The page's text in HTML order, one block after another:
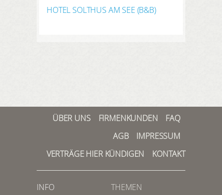
HOTEL SOLTHUS AM SEE (B&B)
ÜBER UNS FIRMENKUNDEN
FAQ
AGB
IMPRESSUM
VERTRÄGE HIER KÜNDIGEN
KONTAKT
INFO THEMEN